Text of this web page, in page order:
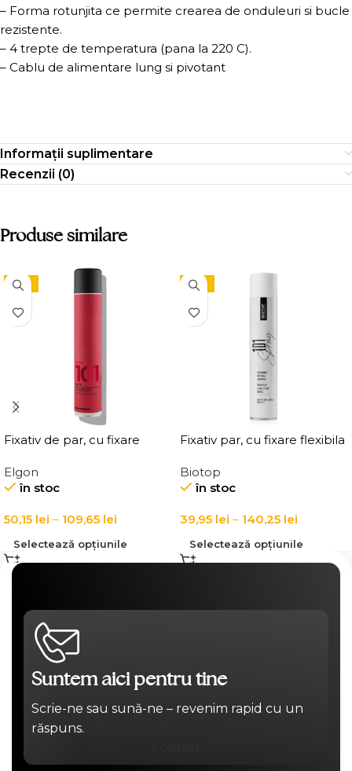
– Forma rotunjita ce permite crearea de onduleuri si bucle
rezistente.
– 4 trepte de temperatura (pana la 220 C).
– Cablu de alimentare lung si pivotant
Informații suplimentare
Recenzii (0)
Produse similare
-15%
Fixativ de par, cu fixare
Fix It Hairspray
Elgon
în stoc
50,15 lei – 109,65 lei
Selectează opțiunile
-15%
Fixativ par, cu fixare flexibila
Hairspray
Biotop
în stoc
39,95 lei – 140,25 lei
Selectează opțiunile
Suntem aici pentru tine
Scrie-ne sau sună-ne – revenim rapid cu un
răspuns.